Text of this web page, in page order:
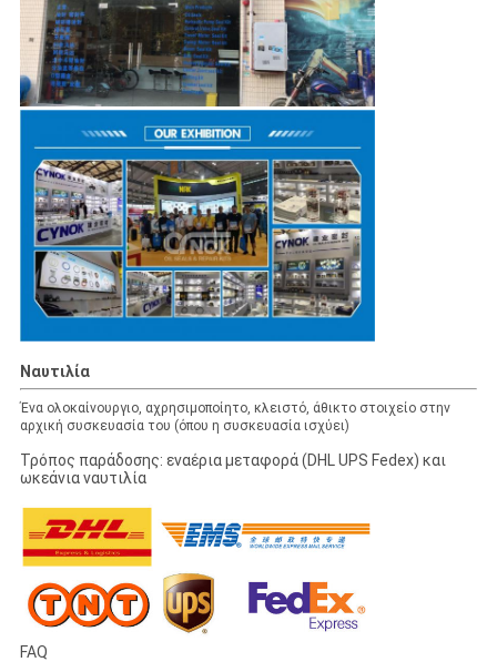
Ναυτιλία
Ένα ολοκαίνουργιο, αχρησιμοποίητο, κλειστό, άθικτο στοιχείο στην
αρχική συσκευασία του (όπου η συσκευασία ισχύει)
Τρόπος παράδοσης: εναέρια μεταφορά (DHL UPS Fedex) και
ωκεάνια ναυτιλία
FAQ